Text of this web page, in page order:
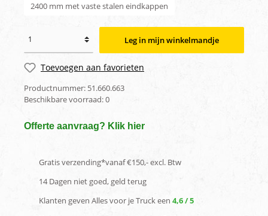
2400 mm met vaste stalen eindkappen
Leg in mijn winkelmandje
Toevoegen aan favorieten
Productnummer: 51.660.663
Beschikbare voorraad:0
Offerte aanvraag? Klik hier
Gratis verzending*vanaf €150,- excl. Btw
14 Dagen niet goed, geld terug
Klanten geven Alles voor je Truck een 4,6 / 5